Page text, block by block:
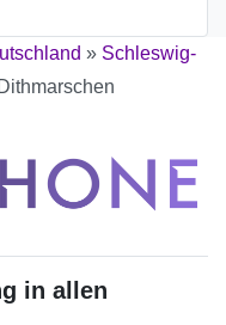
» Schleswig-
in allen